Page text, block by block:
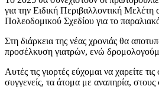
για την Ειδική Περιβαλλοντική
Πολεοδομικού Σχεδίου για το
Στη διάρκεια της νέας χρονιάς θα
προσέλκυση γιατρών, ενώ
Αυτές τις γιορτές εύχομαι να χαρείτε
συγγενείς, τα άτομα με αναπηρία,